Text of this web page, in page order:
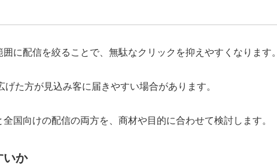
に配信を絞ることで、無駄なクリックを抑えやすくなります。
た方が見込み客に届きやすい場合があります。
国向けの配信の両方を、商材や目的に合わせて検討します。
いか